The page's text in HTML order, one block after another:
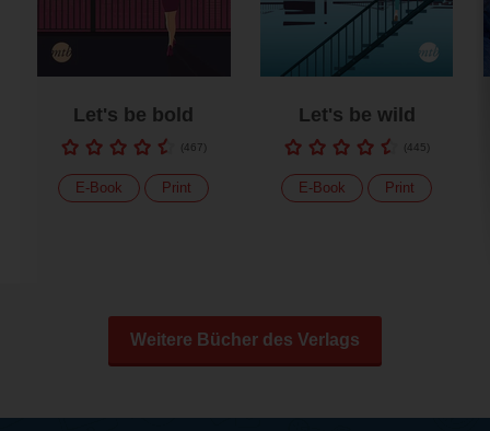
Let's be bold
(467)
E-Book Print
Let's be wild
(445)
E-Book Print
Weitere Bücher des Verlags